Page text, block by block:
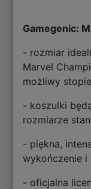
Gamegenic:
- rozmiar
Marvel
możliwy
- koszulki
rozmiarze
- piękna,
wykończenie i
- oficjalna